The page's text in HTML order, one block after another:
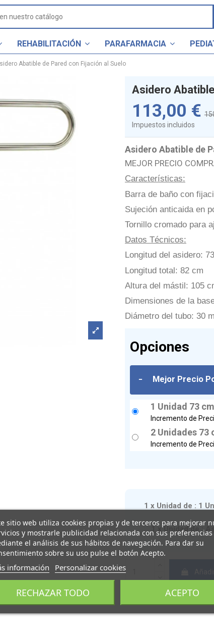
REHABILITACIÓN PARAFARMACIA
Abatible de Pared con Fijación al Suelo
Asidero
113,00 €
Impuestos incluidos
Asidero Abatible de
MEJOR PRECIO
Características:
Barra de baño con
Sujeción anticaida en
Tornillo cromado para
Datos Técnicos:
Longitud del asidero:
Longitud total: 82 cm
Altura del mástil: 105
Dimensiones de la
Diámetro del tubo: 30
Opciones
- Mejor Precio
1 Unidad 73
Incremento de
2 Unidades 73
Incremento de
1 x Unidad de : 1
1 x Unidad de :
sitio web utiliza cookies propias y de terceros para mejorar
y mostrarle publicidad relacionada con sus preferencias
el análisis de sus hábitos de navegación. Para dar su
sobre su uso pulse el botón Acepto.
información Personalizar cookies
RECHAZAR TODO ACEPTO